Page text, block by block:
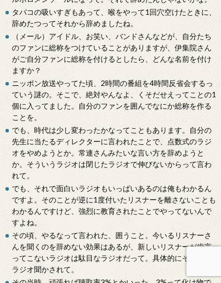
タバコの吸いすぎもあって、喉をやって1回穴空けたときに、
辞めたつってそれから辞めましたね。
（メール）アイドル、お笑い、バンドさんなどが、自分たち
のファンに総称をつけていることがありますが、伊集院さん
がご自分ファンに総称を付けるとしたら、どんな名前を付け
ますか？
ニッポン放送やってた頃、2時間の番組を4時間反省会するっ
ていう謎の。そこで、絶対やんなよ、くそだせえってことの1
個に入ってました。自分のファンを囲んでなにか総称を作る
ことを。
でも、時代は少し変わったかなってこともあります。自分の
先生に当たるディレクターに言われたことで、点数式のラジ
オをやめようとか。常連さんみたいな言い方を辞めようと
か。そういうラジオは閉じたラジオで伸びないからって言わ
れて。
でも、それで面白いラジオもいっぱいあるのは俺もわかるん
ですよ。そのことが逆に1度付いたリスナーを離さないことも
わかるんですけど、強烈に教育されたことでやってないんで
すよね。
その頃、やるなって言われた、囲うこと。今いるリスナーさ
んを聞くのを辞めない効果はあるが、新しいリスナーが歯言
ってこないラジオは駄目なラジオだって。具体的にそういう
ラジオ聞かされて。